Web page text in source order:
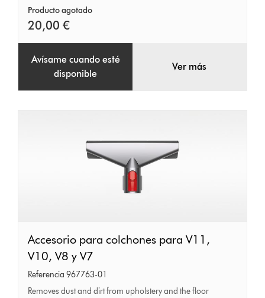
fácil
de
quitar
Producto agotado
20,00 €
Avísame cuando esté
disponible
Ver más
Accesorio
para
colchones
para
Accesorio para colchones para V11,
V10, V8 y V7
Referencia 967763-01
Removes dust and dirt from upholstery and the floor